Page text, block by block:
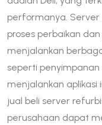
performanya. Server
proses perbaikan
menjalankan
seperti
menjalankan
jual beli server
perusahaan dapat